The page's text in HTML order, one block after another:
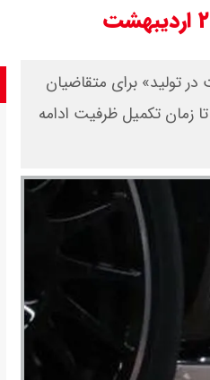
تولید» برای متقاضیان
از ساعت ۹ صبح روز دوشنبه ۲۸ اردیبهشت‌ماه ۱۴۰۵ آغاز شده و تا زمان تکمیل ظرفیت ادامه